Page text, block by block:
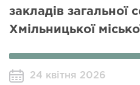
закладів загальної
Хмільницької
24 квітня 2026